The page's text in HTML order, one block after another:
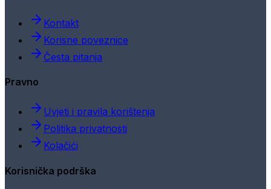
Kontakt
Korisne poveznice
Česta pitanja
Pravno
Uvjeti i pravila korištenja
Politika privatnosti
Kolačići
Korisnička podrška